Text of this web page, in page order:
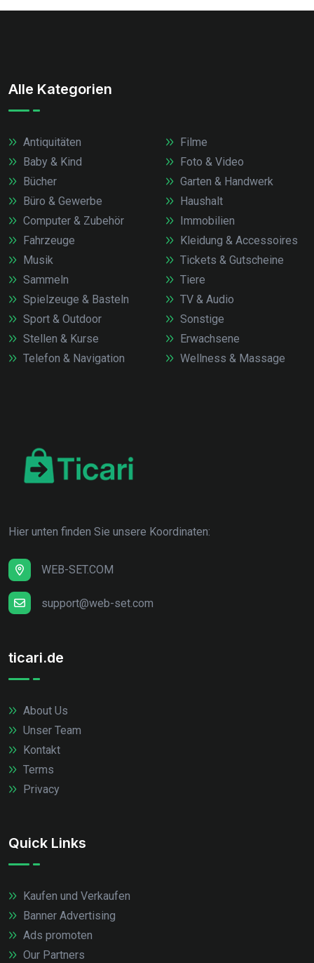
Alle Kategorien
Antiquitäten
Baby & Kind
Bücher
Büro & Gewerbe
Computer & Zubehör
Fahrzeuge
Filme
Foto & Video
Garten & Handwerk
Haushalt
Immobilien
Kleidung & Accessoires
Musik
Sammeln
Spielzeuge & Basteln
Sport & Outdoor
Stellen & Kurse
Telefon & Navigation
Tickets & Gutscheine
Tiere
TV & Audio
Sonstige
Erwachsene
Wellness & Massage
Hier unten finden Sie unsere Koordinaten:
WEB-SET.COM
support@web-set.com
ticari.de
About Us
Unser Team
Kontakt
Terms
Privacy
Quick Links
Kaufen und Verkaufen
Banner Advertising
Ads promoten
Our Partners